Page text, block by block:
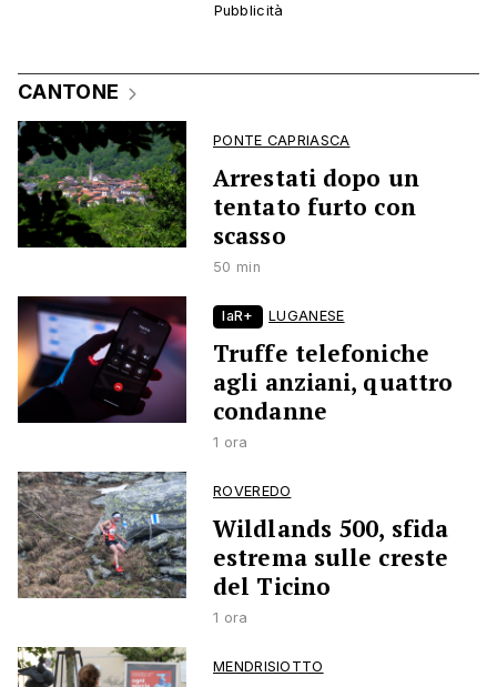
CANTONE
PONTE CAPRIASCA
Arrestati dopo un
tentato furto con
scasso
50 min
laR+ LUGANESE
Truffe telefoniche
agli anziani, quattro
condanne
1 ora
ROVEREDO
Wildlands 500, sfida
estrema sulle creste
del Ticino
1 ora
MENDRISIOTTO